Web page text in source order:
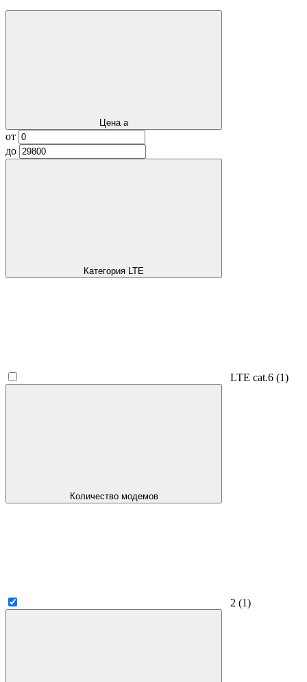
Цена a
от
до
Категория LTE
LTE cat.6 (1)
Количество модемов
2 (1)